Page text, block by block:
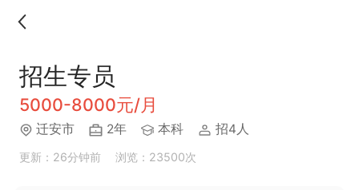
招生专员
5000-8000元/月
迁安市 2年 本科 招4人
更新：26分钟前 浏览：23500次